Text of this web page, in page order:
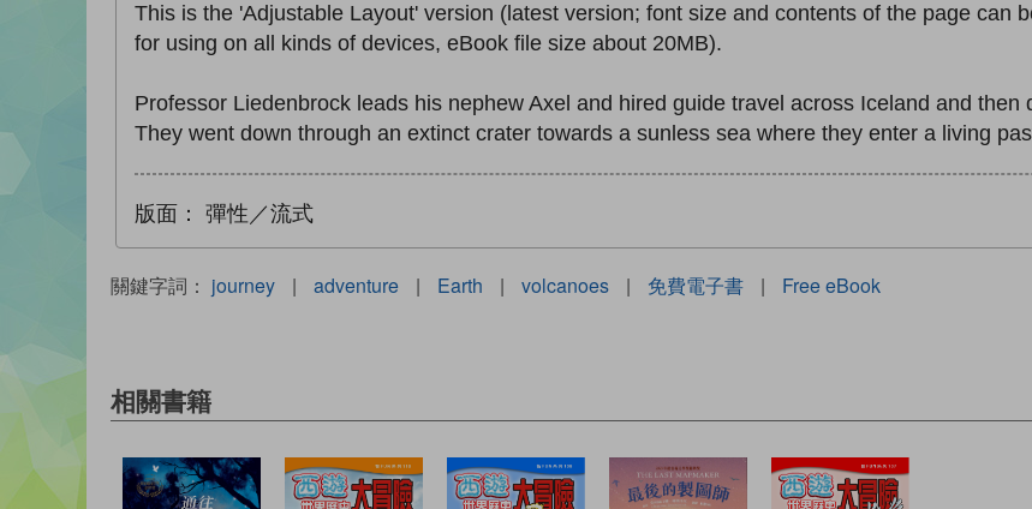
This is the 'Adjustable Layout' version (latest version; font size and contents of the page can
for using on all kinds of devices, eBook file size about 20MB).
Professor Liedenbrock leads his nephew Axel and hired guide travel across Iceland and
They went down through an extinct crater towards a sunless sea where they enter a living
版面： 彈性／流式
關鍵字詞： journey | adventure | Earth | volcanoes | 免費電子書 | Free eBook
相關書籍